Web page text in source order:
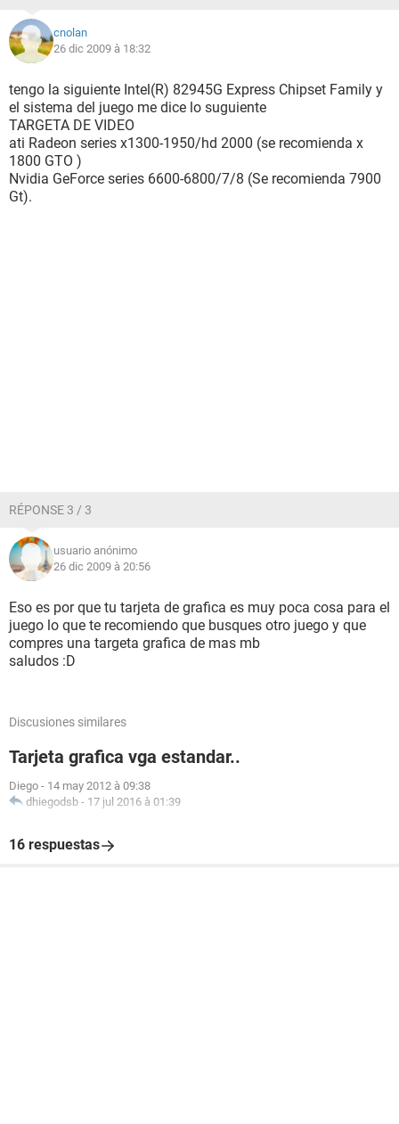
cnolan
26 dic 2009 à 18:32
tengo la siguiente Intel(R) 82945G Express Chipset Family y
el sistema del juego me dice lo suguiente
TARGETA DE VIDEO
ati Radeon series x1300-1950/hd 2000 (se recomienda x
1800 GTO )
Nvidia GeForce series 6600-6800/7/8 (Se recomienda 7900
Gt).
RÉPONSE 3 / 3
usuario anónimo
26 dic 2009 à 20:56
Eso es por que tu tarjeta de grafica es muy poca cosa para el
juego lo que te recomiendo que busques otro juego y que
compres una targeta grafica de mas mb
saludos :D
Discusiones similares
Tarjeta grafica vga estandar..
Diego - 14 may 2012 à 09:38
dhiegodsb - 17 jul 2016 à 01:39
16 respuestas